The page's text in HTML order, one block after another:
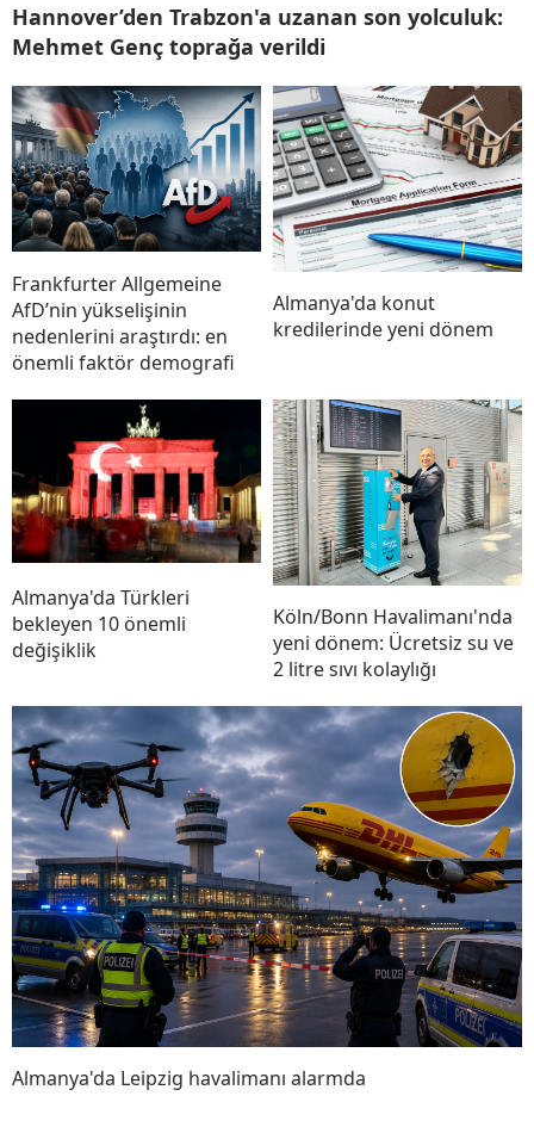
Hannover’den Trabzon'a uzanan son yolculuk:
Mehmet Genç toprağa verildi
Frankfurter Allgemeine
AfD’nin yükselişinin
nedenlerini araştırdı: en
önemli faktör demografi
Almanya'da konut
kredilerinde yeni dönem
Almanya'da Türkleri
bekleyen 10 önemli
değişiklik
Köln/Bonn Havalimanı'nda
yeni dönem: Ücretsiz su ve
2 litre sıvı kolaylığı
Almanya'da Leipzig havalimanı alarmda